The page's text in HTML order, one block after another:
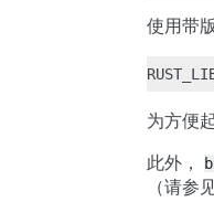
使用带
为方便
此外，
（请参